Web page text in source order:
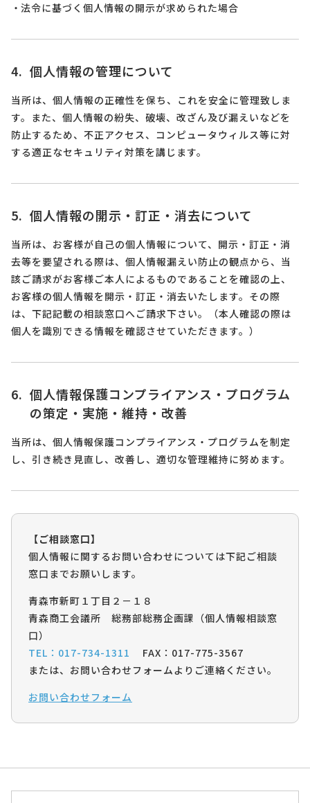
法令に基づく個人情報の開示が求められた場合
個人情報の管理について
当所は、個人情報の正確性を保ち、これを安全に管理致しま
す。また、個人情報の紛失、破壊、改ざん及び漏えいなどを
防止するため、不正アクセス、コンピュータウィルス等に対
する適正なセキュリティ対策を講じます。
個人情報の開示・訂正・消去について
当所は、お客様が自己の個人情報について、開示・訂正・消
去等を要望される際は、個人情報漏えい防止の観点から、当
該ご請求がお客様ご本人によるものであることを確認の上、
お客様の個人情報を開示・訂正・消去いたします。その際
は、下記記載の相談窓口へご請求下さい。（本人確認の際は
個人を識別できる情報を確認させていただきます。）
個人情報保護コンプライアンス・プログラム
の策定・実施・維持・改善
当所は、個人情報保護コンプライアンス・プログラムを制定
し、引き続き見直し、改善し、適切な管理維持に努めます。
【ご相談窓口】
個人情報に関するお問い合わせについては下記ご相談
窓口までお願いします。
青森市新町１丁目２－１８
青森商工会議所 総務部総務企画課（個人情報相談窓
口）
TEL：017-734-1311
FAX：017-775-3567
または、お問い合わせフォームよりご連絡ください。
お問い合わせフォーム